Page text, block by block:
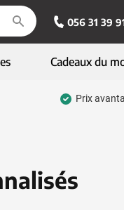
056 31 39
Cadeaux du
Prix